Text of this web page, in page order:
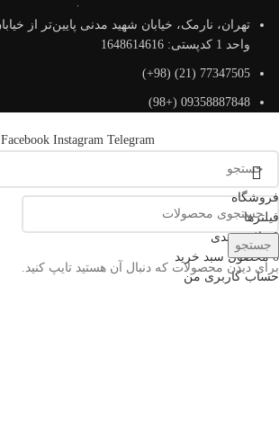
واحد 1 کدپستی: 1648614616
77347505 (21) (98+)
09358887848 (+98)
Facebook Instagram Telegram
جستجو
برای دیدن محصولات که دنبال آن هستید تایپ کنید.
فروشگاه
فیلترها
0 علاقه مندی
0 محصول سبد خرید
حساب کاربری من